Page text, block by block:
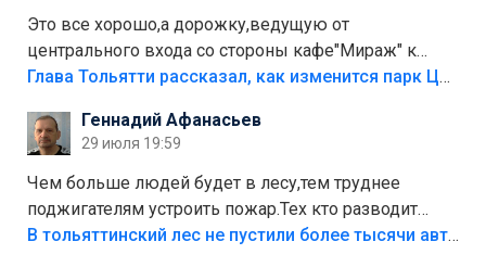
Это все хорошо,а дорожку,ведущую от
центрального входа со стороны кафе"Мираж" к
аттракционам слабо доделать?А то бордюры
лежала в парке и испортилась.Да еще,видимо,часть
украли.
Глава Тольятти рассказал, как изменится парк Центрального района
Геннадий Афанасьев
29 июля 19:59
Чем больше людей будет в лесу,тем труднее
поджигателям устроить пожар.Тех кто разводит
костры,тех надо безбожно штрафовать.Камер полно
В тольяттинский лес не пустили более тысячи автомобилей